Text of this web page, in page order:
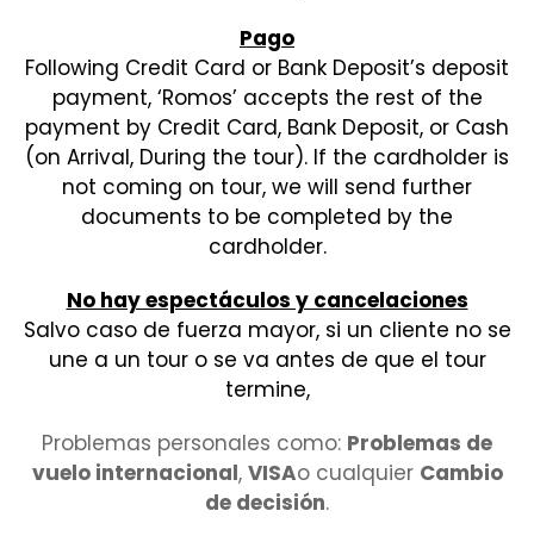
Pago
Following Credit Card or Bank Deposit’s deposit
payment, ‘Romos’ accepts the rest of the
payment by Credit Card, Bank Deposit, or Cash
(on Arrival, During the tour). If the cardholder is
not coming on tour, we will send further
documents to be completed by the
cardholder.
No hay espectáculos y cancelaciones
Salvo caso de fuerza mayor, si un cliente no se
une a un tour o se va antes de que el tour
termine,
Problemas personales como: Problemas de
vuelo internacional, VISAo cualquier Cambio
de decisión.